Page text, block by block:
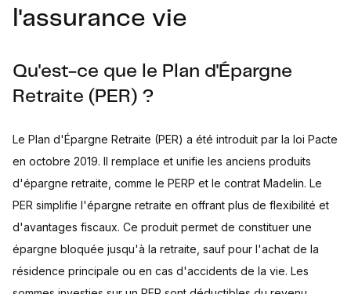
l'assurance vie
Qu'est-ce que le Plan d'Épargne
Retraite (PER) ?
Le Plan d'Épargne Retraite (PER) a été introduit par la loi Pacte
en octobre 2019. Il remplace et unifie les anciens produits
d'épargne retraite, comme le PERP et le contrat Madelin. Le
PER simplifie l'épargne retraite en offrant plus de flexibilité et
d'avantages fiscaux. Ce produit permet de constituer une
épargne bloquée jusqu'à la retraite, sauf pour l'achat de la
résidence principale ou en cas d'accidents de la vie. Les